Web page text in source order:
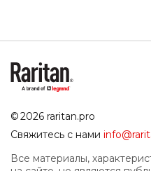
© 2026 raritan.pro
Свяжитесь с нами
Все материалы,